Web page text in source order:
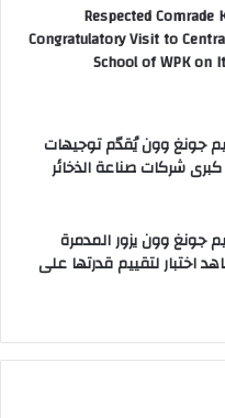
Respected Comrade
Congratulatory Visit to
School of WPK on
جونغ وون يُقدّم توجيهات
شركات صناعة الذخائر
جونغ وون يزور المدمرة
اختبار لتقييم قدرتها على